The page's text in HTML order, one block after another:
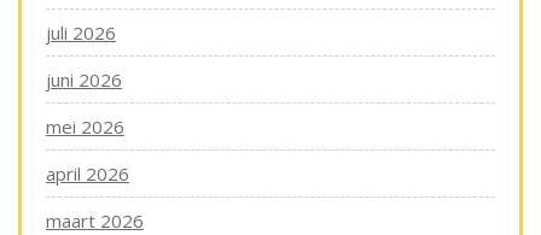
juli 2026
juni 2026
mei 2026
april 2026
maart 2026